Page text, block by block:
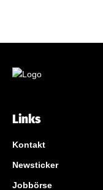
Links
Kontakt
Newsticker
Jobbörse